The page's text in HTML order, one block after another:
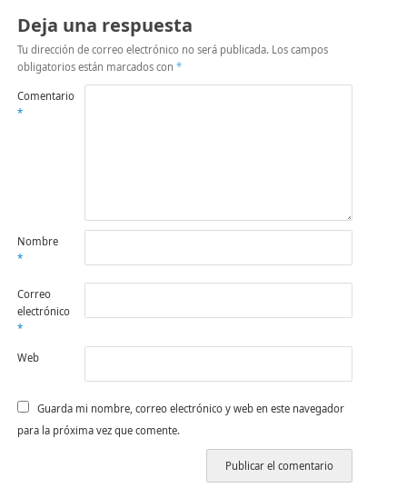
Deja una respuesta
Tu dirección de correo electrónico no será publicada. Los campos
obligatorios están marcados con *
Comentario
*
Nombre
*
Correo
electrónico
*
Web
Guarda mi nombre, correo electrónico y web en este navegador
para la próxima vez que comente.